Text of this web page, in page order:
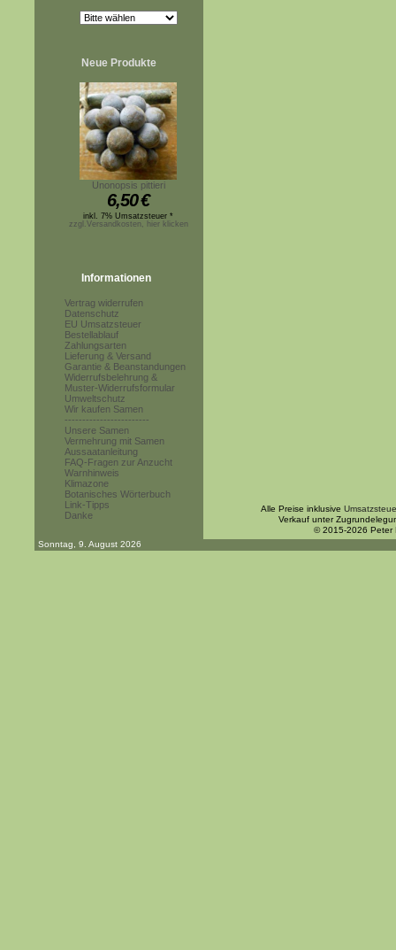
Neue Produkte
Unonopsis pittieri
6,50€
inkl. 7% Umsatzsteuer *
zzgl.Versandkosten, hier klicken
Informationen
Vertrag widerrufen
Datenschutz
EU Umsatzsteuer
Bestellablauf
Zahlungsarten
Lieferung & Versand
Garantie & Beanstandungen
Widerrufsbelehrung &
Muster-Widerrufsformular
Umweltschutz
Wir kaufen Samen
------------------------
Unsere Samen
Vermehrung mit Samen
Aussaatanleitung
FAQ-Fragen zur Anzucht
Warnhinweis
Klimazone
Botanisches Wörterbuch
Link-Tipps
Danke
Alle Preise inklusive
Verkauf unter
© 2015-2026 Peter
Sonntag, 9. August 2026